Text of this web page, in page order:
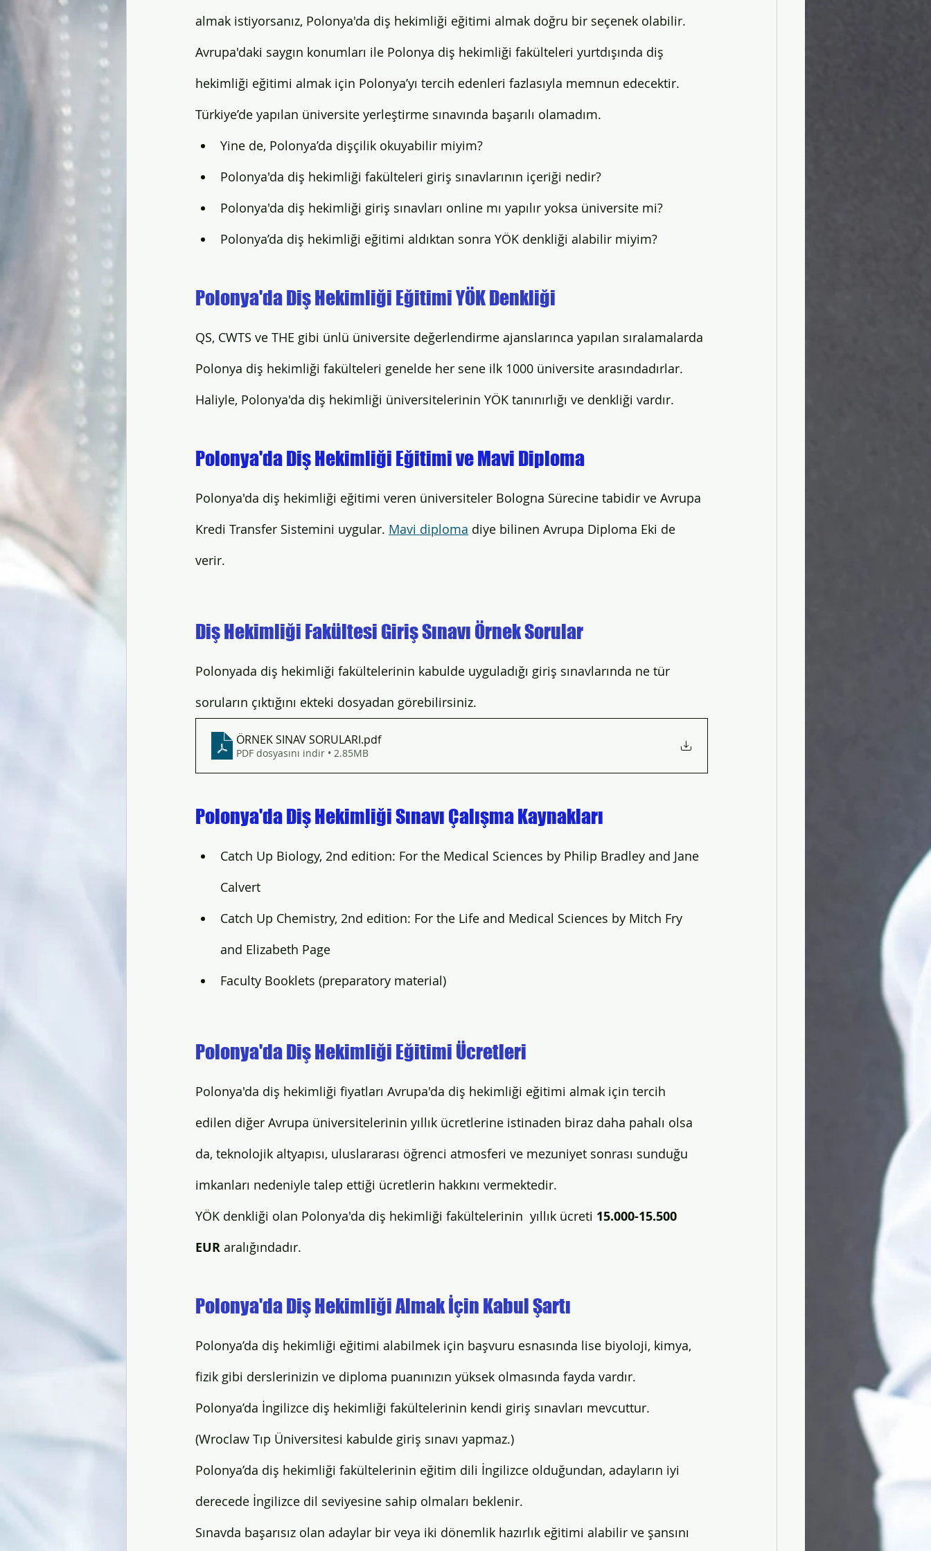
almak istiyorsanız, Polonya'da diş hekimliği eğitimi almak doğru bir seçenek olabilir.
Avrupa'daki saygın konumları ile Polonya diş hekimliği fakülteleri yurtdışında diş
hekimliği eğitimi almak için Polonya’yı tercih edenleri fazlasıyla memnun edecektir.
Türkiye’de yapılan üniversite yerleştirme sınavında başarılı olamadım.
Yine de, Polonya’da dişçilik okuyabilir miyim?
Polonya'da diş hekimliği fakülteleri giriş sınavlarının içeriği nedir?
Polonya'da diş hekimliği giriş sınavları online mı yapılır yoksa üniversite mi?
Polonya’da diş hekimliği eğitimi aldıktan sonra YÖK denkliği alabilir miyim?
Polonya'da Diş Hekimliği Eğitimi YÖK Denkliği
QS, CWTS ve THE gibi ünlü üniversite değerlendirme ajanslarınca yapılan sıralamalarda
Polonya diş hekimliği fakülteleri genelde her sene ilk 1000 üniversite arasındadırlar.
Haliyle, Polonya'da diş hekimliği üniversitelerinin YÖK tanınırlığı ve denkliği vardır.
Polonya'da Diş Hekimliği Eğitimi ve Mavi Diploma
Polonya'da diş hekimliği eğitimi veren üniversiteler Bologna Sürecine tabidir ve Avrupa
Kredi Transfer Sistemini uygular. Mavi diploma diye bilinen Avrupa Diploma Eki de
verir.
Diş Hekimliği Fakültesi Giriş Sınavı Örnek Sorular
Polonyada diş hekimliği fakültelerinin kabulde uyguladığı giriş sınavlarında ne tür
soruların çıktığını ekteki dosyadan görebilirsiniz.
ÖRNEK SINAV SORULARI.pdf
PDF dosyasını indir • 2.85MB
Polonya'da Diş Hekimliği Sınavı Çalışma Kaynakları
Catch Up Biology, 2nd edition: For the Medical Sciences by Philip Bradley and Jane
Calvert
Catch Up Chemistry, 2nd edition: For the Life and Medical Sciences by Mitch Fry
and Elizabeth Page
Faculty Booklets (preparatory material)
Polonya'da Diş Hekimliği Eğitimi Ücretleri
Polonya'da diş hekimliği fiyatları Avrupa'da diş hekimliği eğitimi almak için tercih
edilen diğer Avrupa üniversitelerinin yıllık ücretlerine istinaden biraz daha pahalı olsa
da, teknolojik altyapısı, uluslararası öğrenci atmosferi ve mezuniyet sonrası sunduğu
imkanları nedeniyle talep ettiği ücretlerin hakkını vermektedir.
YÖK denkliği olan Polonya'da diş hekimliği fakültelerinin  yıllık ücreti 15.000-15.500
EUR aralığındadır.
Polonya'da Diş Hekimliği Almak İçin Kabul Şartı
Polonya’da diş hekimliği eğitimi alabilmek için başvuru esnasında lise biyoloji, kimya,
fizik gibi derslerinizin ve diploma puanınızın yüksek olmasında fayda vardır.
Polonya’da İngilizce diş hekimliği fakültelerinin kendi giriş sınavları mevcuttur.
(Wroclaw Tıp Üniversitesi kabulde giriş sınavı yapmaz.)
Polonya’da diş hekimliği fakültelerinin eğitim dili İngilizce olduğundan, adayların iyi
derecede İngilizce dil seviyesine sahip olmaları beklenir.
Sınavda başarısız olan adaylar bir veya iki dönemlik hazırlık eğitimi alabilir ve şansını